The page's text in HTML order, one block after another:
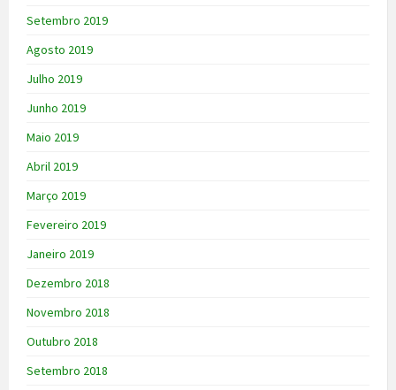
Setembro 2019
Agosto 2019
Julho 2019
Junho 2019
Maio 2019
Abril 2019
Março 2019
Fevereiro 2019
Janeiro 2019
Dezembro 2018
Novembro 2018
Outubro 2018
Setembro 2018